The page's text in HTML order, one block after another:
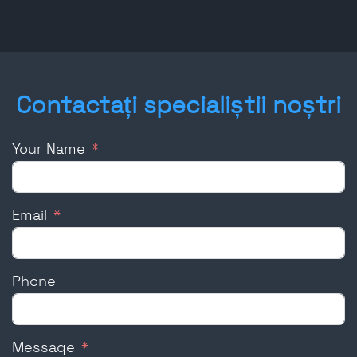
Contactați specialiștii noștri
Your Name
Email
Phone
Message